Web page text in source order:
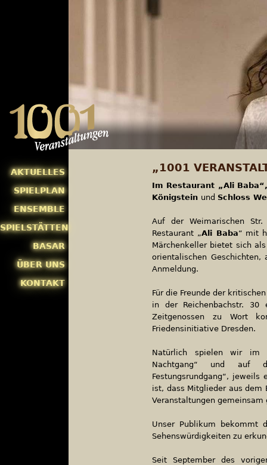
AKTUELLES
SPIELPLAN
ENSEMBLE
SPIELSTÄTTEN
BASAR
ÜBER UNS
KONTAKT
„1001
Im Restaurant „Ali
Königstein und Schloss
Auf der Weimarischen
Restaurant „Ali Baba“ mit
Märchenkeller bietet sich
orientalischen
Anmeldung.
Für die Freunde der
in der Reichenbachstr.
Zeitgenossen zu Wort
Friedensinitiative Dresden.
Natürlich spielen wir im
Nachtgang“ und
Festungsrundgang“,
ist, dass Mitglieder aus dem
Veranstaltungen
Unser Publikum bekommt
Sehenswürdigkeiten zu
Seit September des